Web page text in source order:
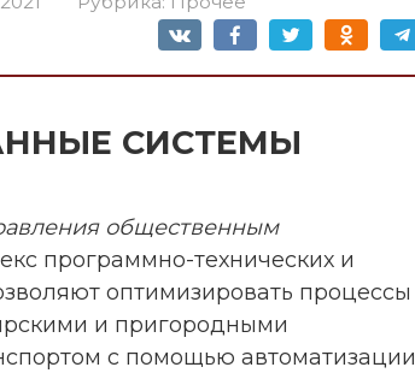
СИСТЕМЫ
общественным
программно-технических и
оптимизировать процессы
и пригородными
с помощью автоматизации